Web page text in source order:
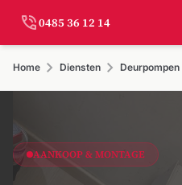
phone_in_talk0485 36 12 14
Home chevron_right Diensten chevron_right Deurpompen
AANKOOP & MONTAGE